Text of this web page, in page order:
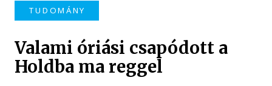
TUDOMÁNY
Valami óriási csapódott a
Holdba ma reggel